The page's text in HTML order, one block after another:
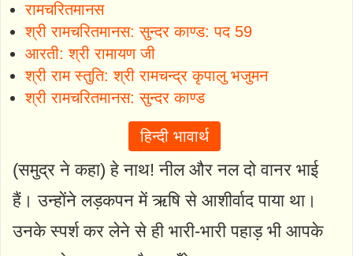
रामचरितमानस
श्री रामचरितमानस: सुन्दर काण्ड: पद 59
आरती: श्री रामायण जी
श्री राम स्तुति: श्री रामचन्द्र कृपालु भजुमन
श्री रामचरितमानस: सुन्दर काण्ड
हिन्दी भावार्थ
(समुद्र ने कहा) हे नाथ! नील और नल दो वानर भाई
हैं। उन्होंने लड़कपन में ऋषि से आशीर्वाद पाया था।
उनके स्पर्श कर लेने से ही भारी-भारी पहाड़ भी आपके